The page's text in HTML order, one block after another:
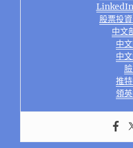
股票投
中文
中
中
推
領